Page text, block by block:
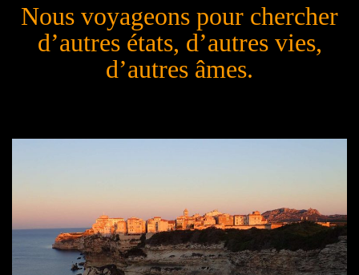
Nous voyageons pour chercher
d’autres états, d’autres vies,
d’autres âmes.